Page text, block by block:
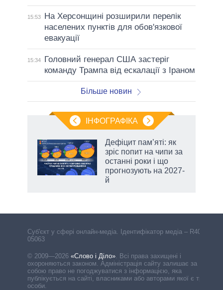
15:53
На Херсонщині розширили перелік
населених пунктів для обов'язкової
евакуації
15:34
Головний генерал США застеріг
команду Трампа від ескалації з Іраном
Більше новин
ІНФОГРАФІКА
Дефіцит пам’яті: як
зріс попит на чипи за
останні роки і що
прогнозують на 2027-
й
Cуб'єкт у сфері онлайн-медіа. Ідентифікатор медіа – R40-
05063
© 2009—2026 «Слово і Діло»
Всі права захищені і
охороняються законом. Адміністрація сайту залишає за
собою право не погоджуватися з інформацією, яка
публікується на сайті, власниками або авторами якої є треті
особи.